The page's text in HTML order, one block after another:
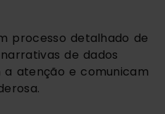
processo detalhado de
de dados
atenção e comunicam